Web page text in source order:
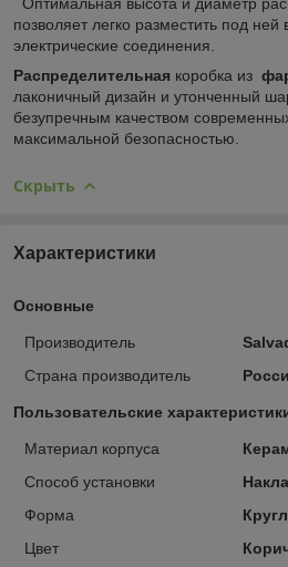
позволяет легко разместить под
электрические соединения.
Распределительная коробка из
лаконичный дизайн и утонченный
безупречным качеством
максимальной безопасностью.
Скрыть
Характеристики
Основные
Производитель
Страна производитель
Пользовательские
Материал корпуса
Способ установки
Форма
Цвет